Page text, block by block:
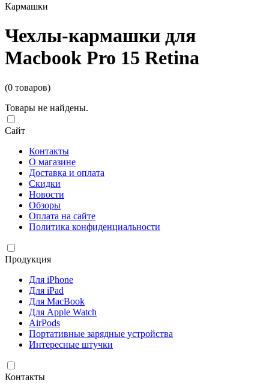
Кармашки
Чехлы-кармашки для
Macbook Pro 15 Retina
(0 товаров)
Товары не найдены.
Сайт
Контакты
О магазине
Доставка и оплата
Скидки
Новости
Обзоры
Оплата на сайте
Политика конфиденциальности
Продукция
Для iPhone
Для iPad
Для MacBook
Для Apple Watch
AirPods
Портативные зарядные устройства
Интересные штучки
Контакты